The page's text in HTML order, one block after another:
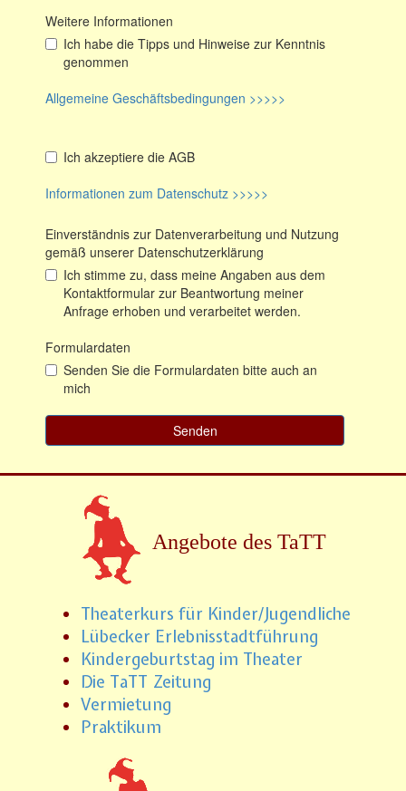
Angebote des TaTT
Theaterkurs für Kinder/Jugendliche
Lübecker Erlebnisstadtführung
Kindergeburtstag im Theater
Die TaTT Zeitung
Vermietung
Praktikum